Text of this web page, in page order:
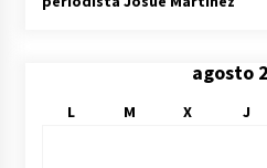
agosto
L M X J